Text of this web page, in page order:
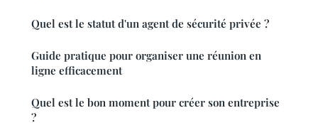
Quel est le statut d'un agent de sécurité privée ?
Guide pratique pour organiser une réunion en
ligne efficacement
Quel est le bon moment pour créer son entreprise
?